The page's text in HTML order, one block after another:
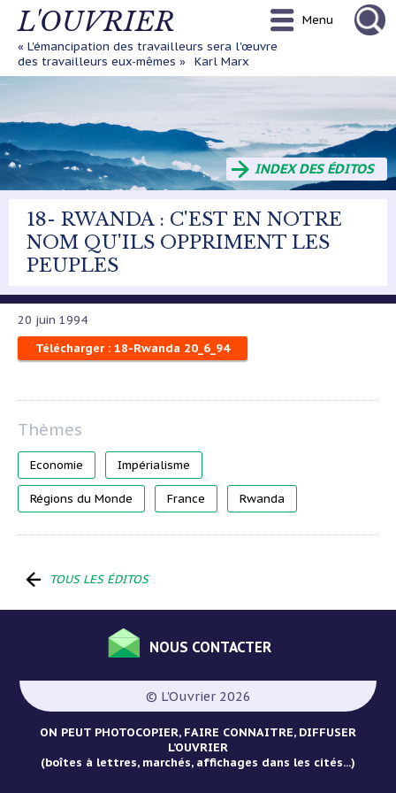
Aller
principal
L'OUVRIER
« L'émancipation des travailleurs sera l'œuvre
des travailleurs eux-mêmes »
Karl Marx
Menu
INDEX DES ÉDITOS
18- RWANDA : C'EST EN NOTRE
NOM QU'ILS OPPRIMENT LES
PEUPLES
20 juin 1994
Télécharger : 18-Rwanda 20_6_94
Economie Impérialisme
Régions du Monde France Rwanda
TOUS LES ÉDITOS
Pied
de
page
NOUS CONTACTER
© L'Ouvrier 2026
ON PEUT PHOTOCOPIER, FAIRE CONNAITRE, DIFFUSER
L’OUVRIER
(boîtes à lettres, marchés, affichages dans les cités...)